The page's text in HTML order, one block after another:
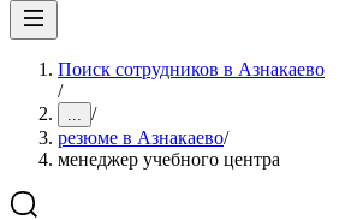
Поиск сотрудников в Азнакаево
/
... /
резюме в Азнакаево/
менеджер учебного центра